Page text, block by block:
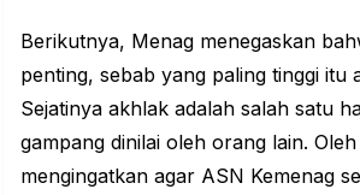
Berikutnya, Menag menegaskan
penting, sebab yang paling tinggi itu
Sejatinya akhlak adalah salah satu
gampang dinilai oleh orang lain.
mengingatkan agar ASN Kemenag